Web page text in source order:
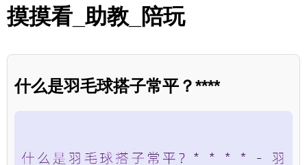
摸摸看_助教_陪玩
什么是羽毛球搭子常平？****